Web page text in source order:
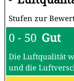
Stufen zur
0 - 50 Gut
Die Luftqualität
und die